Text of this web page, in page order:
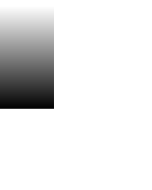
Instagram
Youtube